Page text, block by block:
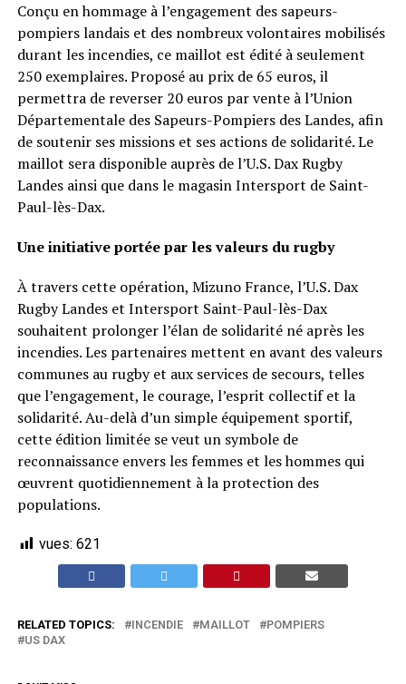
Conçu en hommage à l’engagement des sapeurs-
pompiers landais et des nombreux volontaires mobilisés
durant les incendies, ce maillot est édité à seulement
250 exemplaires. Proposé au prix de 65 euros, il
permettra de reverser 20 euros par vente à l’Union
Départementale des Sapeurs-Pompiers des Landes, afin
de soutenir ses missions et ses actions de solidarité. Le
maillot sera disponible auprès de l’U.S. Dax Rugby
Landes ainsi que dans le magasin Intersport de Saint-
Paul-lès-Dax.
Une initiative portée par les valeurs du rugby
À travers cette opération, Mizuno France, l’U.S. Dax
Rugby Landes et Intersport Saint-Paul-lès-Dax
souhaitent prolonger l’élan de solidarité né après les
incendies. Les partenaires mettent en avant des valeurs
communes au rugby et aux services de secours, telles
que l’engagement, le courage, l’esprit collectif et la
solidarité. Au-delà d’un simple équipement sportif,
cette édition limitée se veut un symbole de
reconnaissance envers les femmes et les hommes qui
œuvrent quotidiennement à la protection des
populations.
vues: 621
RELATED TOPICS: INCENDIE MAILLOT
POMPIERS
US DAX